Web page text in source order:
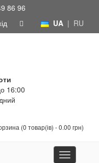
86 96
UA | RU
16:00
(0 товар(ів) - 0.00 грн)
Toggle